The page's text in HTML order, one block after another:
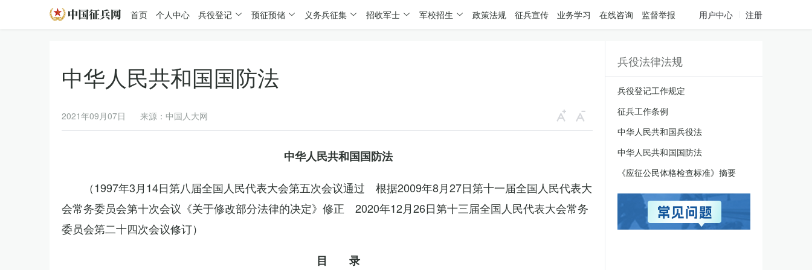
首页 个人中心 兵役登记 预征预储 义务兵征集 招收军士 军校招生 政策法规 征兵宣传 业务学习 在线咨询 监督举报 用户中心 注册
中华人民共和国国防法
2021年09月07日 来源：中国人大网
中华人民共和国国防法
（1997年3月14日第八届全国人民代表大会第五次会议通过 根据2009年8月27日第十一届全国人民代表大
会常务委员会第十次会议《关于修改部分法律的决定》修正 2020年12月26日第十三届全国人民代表大会常务
委员会第二十四次会议修订）
目 录
兵役法律法规
兵役登记工作规定
征兵工作条例
中华人民共和国兵役法
中华人民共和国国防法
《应征公民体格检查标准》摘要